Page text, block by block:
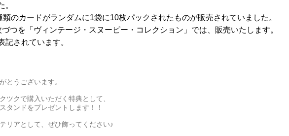
。
のカードがランダムに1袋に10枚パックされたものが販売されていました。
つを「ヴィンテージ・スヌーピー・コレクション」では、販売いたします。
記されています。
とうございます。
ツクで購入いただく特典として、
タンドをプレゼントします！！
リアとして、ぜひ飾ってください♪